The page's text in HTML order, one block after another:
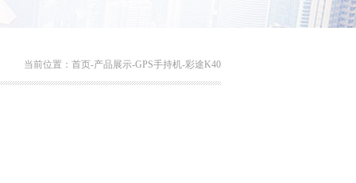
当前位置： 首页-产品展示-GPS手持机-彩途K40